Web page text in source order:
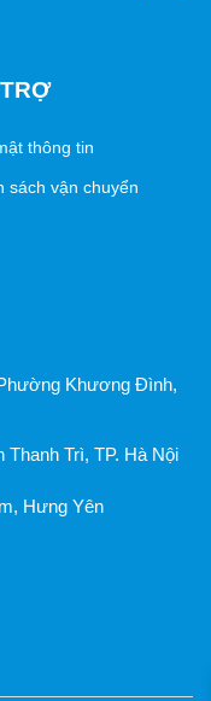
thông tin
sách vận chuyển
Khương Đình,
Trì, TP. Hà Nội
Hưng Yên